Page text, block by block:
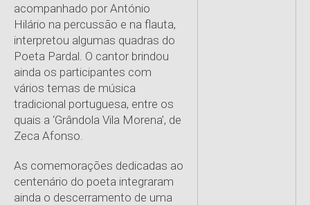
acompanhado por António
Hilário na percussão e na flauta,
interpretou algumas quadras do
Poeta Pardal. O cantor brindou
ainda os participantes com
vários temas de música
tradicional portuguesa, entre os
quais a ‘Grândola Vila Morena’, de
Zeca Afonso.
As comemorações dedicadas ao
centenário do poeta integraram
ainda o descerramento de uma